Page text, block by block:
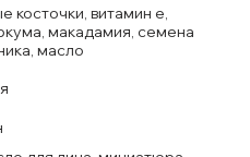
косточки, витамин е,
макадамия, семена
масло